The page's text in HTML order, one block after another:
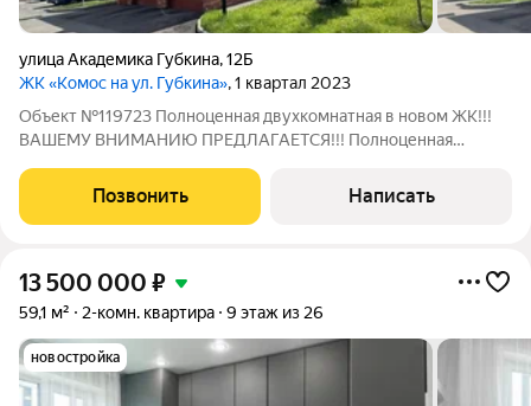
улица Академика Губкина,12Б
ЖК «Комос на ул. Губкина», 1 квартал 2023
Объект №119723 Полноценная двухкомнатная в новом ЖК!!!
ВАШЕМУ ВНИМАНИЮ ПРЕДЛАГАЕТСЯ!!! Полноценная
въезжаете и сразу создаете интерьер мечты. Качественная
предчистовая отделка. Стены и полы выровнены
Позвонить Написать
13 500 000 ₽
59,1 м² 2-комн. квартира 9 этаж из 26
новостройка